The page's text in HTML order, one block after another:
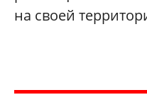
на своей